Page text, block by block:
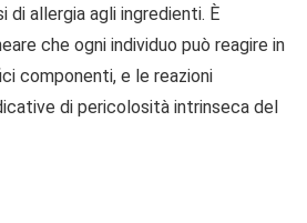
di allergia agli ingredienti. È
che ogni individuo può reagire in
componenti, e le reazioni
di pericolosità intrinseca del